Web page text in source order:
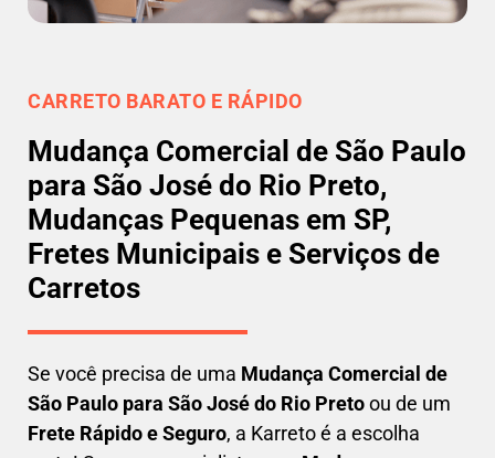
CARRETO BARATO E RÁPIDO
Mudança Comercial de São Paulo
para São José do Rio Preto,
Mudanças Pequenas em SP,
Fretes Municipais e Serviços de
Carretos
Se você precisa de uma Mudança Comercial de
São Paulo para São José do Rio Pretoou de um
Frete Rápido e Seguro, a Karreto é a escolha